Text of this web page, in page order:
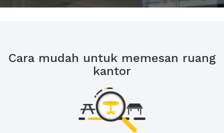
Cara mudah untuk memesan ruang
kantor